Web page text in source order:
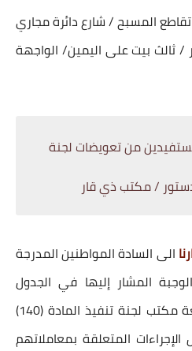
تقاطع المسبح / شارع دائرة مجاري
/ ثالث بيت على اليمين/ الواجهة
من تعويضات لجنة
الى السادة المواطنين المدرجة
المشار إليها في الجدول
المرفق أدناه، بضرورة مراجعة مكتب لجنة تنفيذ المادة (140)
المتعلقة بمعاملاتهم